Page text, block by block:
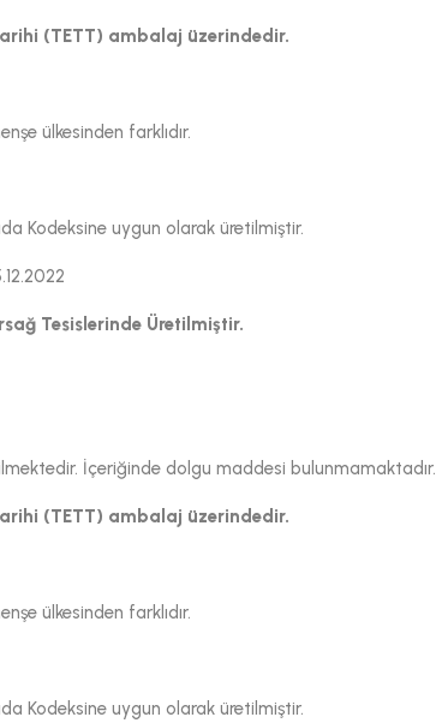
(TETT) ambalaj üzerindedir.
ülkesinden farklıdır.
Kodeksine uygun olarak üretilmiştir.
Tesislerinde Üretilmiştir.
İçeriğinde dolgu maddesi bulunmamaktadır.
(TETT) ambalaj üzerindedir.
ülkesinden farklıdır.
Kodeksine uygun olarak üretilmiştir.